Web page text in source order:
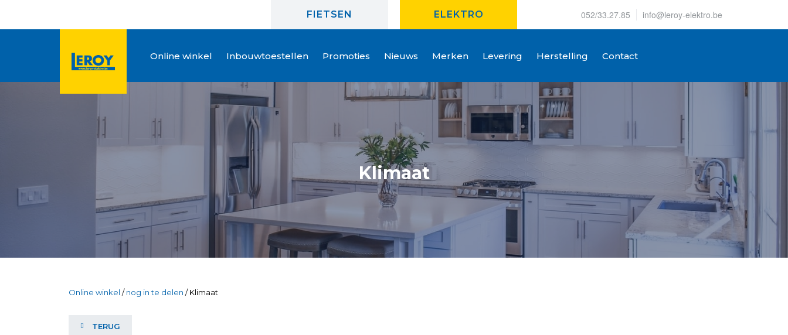
FIETSEN ELEKTRO 052/33.27.85 info@leroy-elektro.be
Online winkel Inbouwtoestellen Promoties Nieuws Merken Levering Herstelling Contact
Klimaat
Online winkel /nog in te delen / Klimaat
TERUG